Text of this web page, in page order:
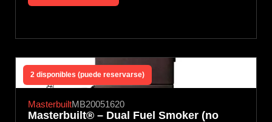
2 disponibles (puede reservarse)
MasterbuiltMB20051620
Masterbuilt® – Dual Fuel Smoker (no